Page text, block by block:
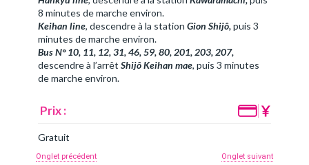
8 minutes de marche environ.
Keihan line, descendre à la station Gion Shijô,puis 3
minutes de marche environ.
Bus N° 10, 11, 12, 31, 46, 59, 80, 201, 203, 207,
descendre à l’arrêt Shijô Keihan mae, puis 3 minutes
de marche environ.
Prix :
Gratuit
Onglet précédent Onglet suivant